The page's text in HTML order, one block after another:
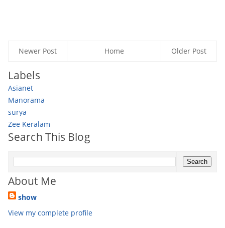
Newer Post Older Post
Home
Labels
Asianet
Manorama
surya
Zee Keralam
Search This Blog
About Me
show
View my complete profile